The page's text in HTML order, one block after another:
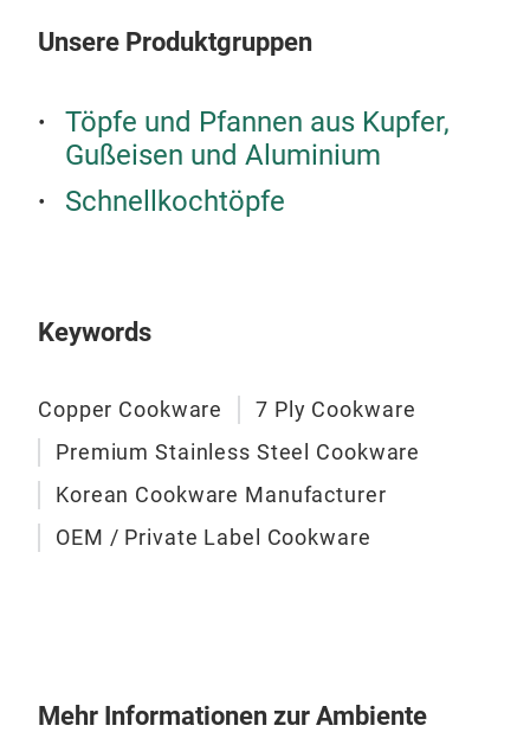
Unsere Produktgruppen
Töpfe und Pfannen aus Kupfer,
Gußeisen und Aluminium
Schnellkochtöpfe
Keywords
Copper Cookware
7 Ply Cookware
Premium Stainless Steel Cookware
Korean Cookware Manufacturer
OEM / Private Label Cookware
Mehr Informationen zur Ambiente